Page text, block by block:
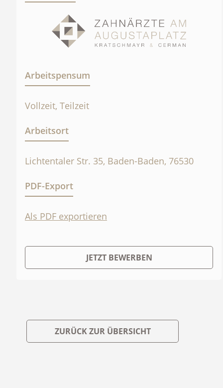
Arbeitspensum
Vollzeit, Teilzeit
Arbeitsort
Lichtentaler Str. 35, Baden-Baden, 76530
PDF-Export
Als PDF exportieren
JETZT BEWERBEN
ZURÜCK ZUR ÜBERSICHT